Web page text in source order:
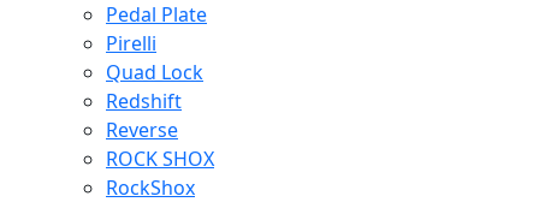
Pedal Plate
Pirelli
Quad Lock
Redshift
Reverse
ROCK SHOX
RockShox